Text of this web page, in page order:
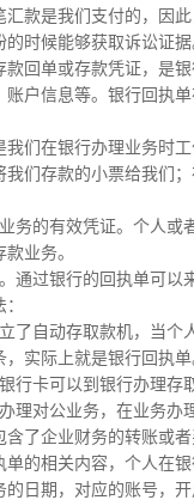
款是我们支付的，因
时候能够获取诉讼证据
款回单或存款凭证，是
户信息等。银行回执
我们在银行办理业务时
我们存款的小票给我们
务的有效凭证。个人
业务。
通过银行的回执单可以
了自动存取款机，当
实际上就是银行回执单
行卡可以到银行办理存
理对公业务，在业务
了企业财务的转账或
单的相关内容，个人在
日期，对应的账号，开